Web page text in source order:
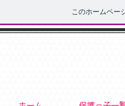
このホームペー